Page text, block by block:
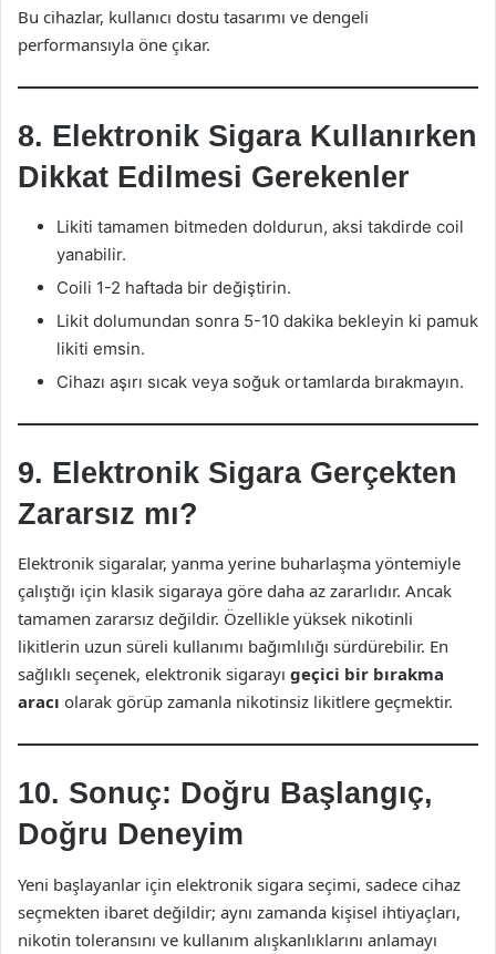
Bu cihazlar, kullanıcı dostu tasarımı ve dengeli
performansıyla öne çıkar.
8. Elektronik Sigara Kullanırken
Dikkat Edilmesi Gerekenler
Likiti tamamen bitmeden doldurun, aksi takdirde coil
yanabilir.
Coili 1-2 haftada bir değiştirin.
Likit dolumundan sonra 5-10 dakika bekleyin ki pamuk
likiti emsin.
Cihazı aşırı sıcak veya soğuk ortamlarda bırakmayın.
9. Elektronik Sigara Gerçekten
Zararsız mı?
Elektronik sigaralar, yanma yerine buharlaşma yöntemiyle
çalıştığı için klasik sigaraya göre daha az zararlıdır. Ancak
tamamen zararsız değildir. Özellikle yüksek nikotinli
likitlerin uzun süreli kullanımı bağımlılığı sürdürebilir. En
sağlıklı seçenek, elektronik sigarayı geçici bir bırakma
aracı olarak görüp zamanla nikotinsiz likitlere geçmektir.
10. Sonuç: Doğru Başlangıç,
Doğru Deneyim
Yeni başlayanlar için elektronik sigara seçimi, sadece cihaz
seçmekten ibaret değildir; aynı zamanda kişisel ihtiyaçları,
nikotin toleransını ve kullanım alışkanlıklarını anlamayı